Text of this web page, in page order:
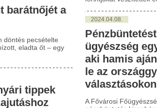
korábbi
az elmúlt
Gyermekpornográfia miatt
emeltek vádat egy miskolci
Gyermekpornográfia miatt emelt vádat a
Borsod-Abaúj-Zemplén Vármegyei
Főügyészség egy miskolci férfi ellen, aki
gyermekek szexuális kizsákmányolását,
sérelmükre erőszakot vagy sanyargatást
ábrázoló felvételeket töltött le és osztott meg
az interneten - közölte a főügyészség hétfőn
az MTI-vel.
2024.04.08.